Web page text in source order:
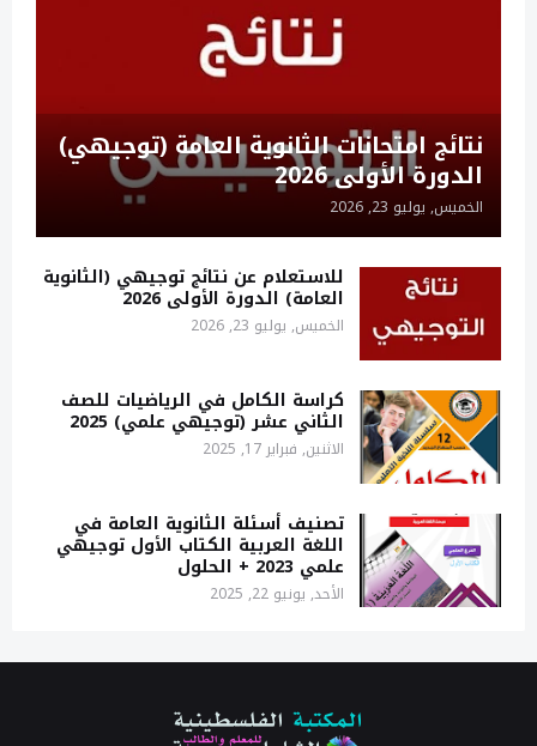
نتائج امتحانات الثانوية العامة (توجيهي)
الدورة الأولى 2026
الخميس, يوليو 23, 2026
للاستعلام عن نتائج توجيهي (الثانوية
العامة) الدورة الأولى 2026
الخميس, يوليو 23, 2026
كراسة الكامل في الرياضيات للصف
الثاني عشر (توجيهي علمي) 2025
الاثنين, فبراير 17, 2025
تصنيف أسئلة الثانوية العامة في
اللغة العربية الكتاب الأول توجيهي
علمي 2023 + الحلول
الأحد, يونيو 22, 2025